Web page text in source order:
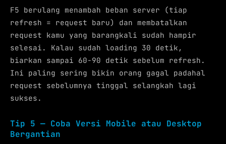
F5 berulang menambah beban server (tiap
refresh = request baru) dan membatalkan
request kamu yang barangkali sudah hampir
selesai. Kalau sudah loading 30 detik,
biarkan sampai 60-90 detik sebelum refresh.
Ini paling sering bikin orang gagal padahal
request sebelumnya tinggal selangkah lagi
sukses.
Tip 5 — Coba Versi Mobile atau Desktop
Bergantian